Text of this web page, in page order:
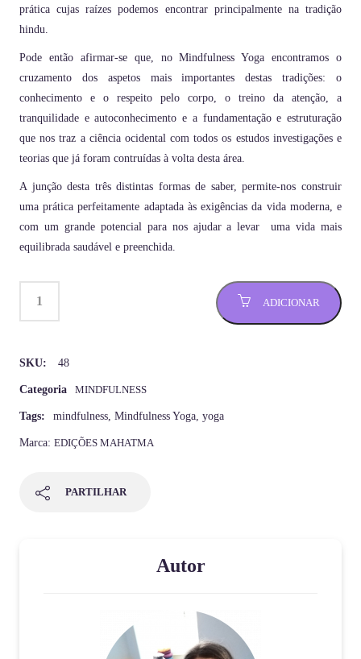
prática cujas raízes podemos encontrar principalmente na tradição
hindu.
Pode então afirmar-se que, no Mindfulness Yoga encontramos o
cruzamento dos aspetos mais importantes destas tradições: o
conhecimento e o respeito pelo corpo, o treino da atenção, a
tranquilidade e autoconhecimento e a fundamentação e estruturação
que nos traz a ciência ocidental com todos os estudos investigações e
teorias que já foram contruídas à volta desta área.
A junção desta três distintas formas de saber, permite-nos construir
uma prática perfeitamente adaptada às exigências da vida moderna, e
com um grande potencial para nos ajudar a levar uma vida mais
equilibrada saudável e preenchida.
ADICIONAR
SKU: 48
Categoria MINDFULNESS
Tags: mindfulness, Mindfulness Yoga, yoga
Marca: EDIÇÕES MAHATMA
PARTILHAR
Autor